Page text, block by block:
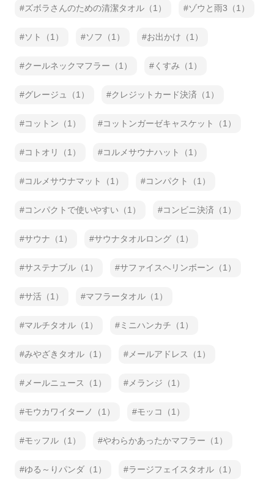
ズボラさんのための清潔タオル（1） ゾウと雨3（1）
ソト（1） ソフ（1） お出かけ（1）
クールネックマフラー（1） くすみ（1）
グレージュ（1） クレジットカード決済（1）
コットン（1） コットンガーゼキャスケット（1）
コトオリ（1） コルメサウナハット（1）
コルメサウナマット（1） コンパクト（1）
コンパクトで使いやすい（1） コンビニ決済（1）
サウナ（1） サウナタオルロング（1）
サステナブル（1） サファイスヘリンボーン（1）
サ活（1） マフラータオル（1）
マルチタオル（1） ミニハンカチ（1）
みやざきタオル（1） メールアドレス（1）
メールニュース（1） メランジ（1）
モウカワイターノ（1） モッコ（1）
モッフル（1） やわらかあったかマフラー（1）
ゆる～りパンダ（1） ラージフェイスタオル（1）